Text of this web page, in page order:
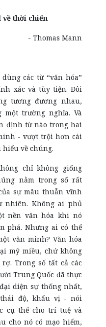
thời chiến
- Thomas Mann
các từ “văn hóa”
xác và tùy tiện. Đôi
tương đương nhau,
trường nghĩa. Và
định từ nào trong hai
- vượt trội hơn cái
hiểu về chúng.
chỉ không giống
nằm trong số rất
sự mâu thuẫn vĩnh
nhiên. Không ai phủ
nền văn hóa khi nó
phá. Nhưng ai có thể
văn minh? Văn hóa
mỹ miều, chứ không
Trong số tất cả các
Trung Quốc đã thực
diện sự thống nhất,
độ, khẩu vị - nói
cụ thể cho trí tuệ và
cho nó có mạo hiểm,